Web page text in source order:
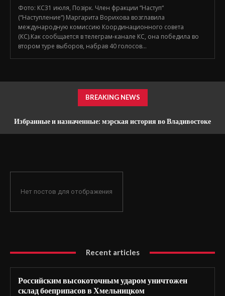
Фото: КС31 июля, Позірк. Член фракции “Наступ“
(“Наступление“) Маргарита Ворихова возглавила
международную комиссию Координационного совета
(КС).Как сообщается в телеграм-канале КС, она победила во
втором туре выборов, набрав 40 голосов...
BREAKING NEWS
Избранные и назначенные: мэрская история во Владивостоке
Нет постов для отображения
Recent articles
Российским высокоточным ударом уничтожен
склад боеприпасов в Хмельницком